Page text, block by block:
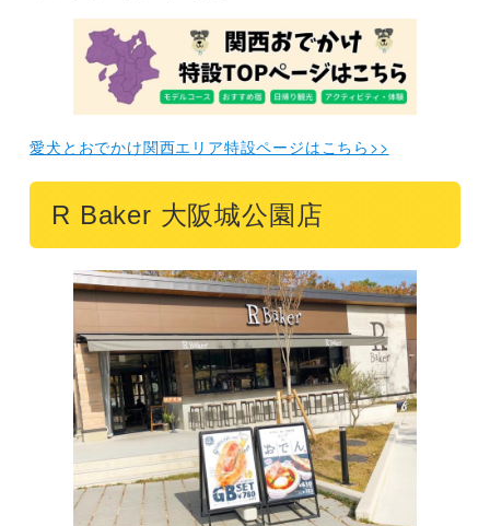
愛犬とおでかけ関西エリア特設ページはこちら>>
R Baker 大阪城公園店